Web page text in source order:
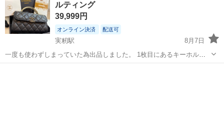
ルティング
39,999円
オンライン決済 配送可
実籾駅
8月7日
一度も使わずしまっていた為出品しました。 1枚目にあるキーホルダ
ーもおまけでつけます。 キルティング加工が施されたノベルティのブ